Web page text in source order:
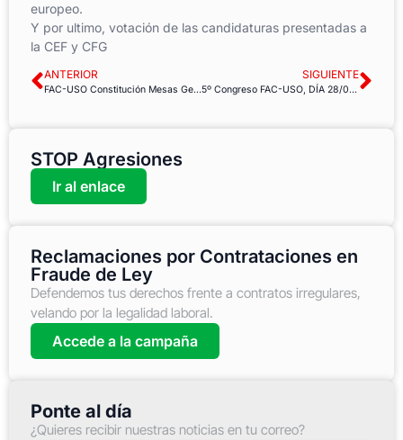
europeo.
Y por ultimo, votación de las candidaturas presentadas a
la CEF y CFG
ANTERIOR
FAC-USO Constitución Mesas Generales de Negociación de la AGE
SIGUIENTE
5º Congreso FAC-USO, DÍA 28/05/2016 Sesión de Clausura
STOP Agresiones
Ir al enlace
Reclamaciones por Contrataciones en
Fraude de Ley
Defendemos tus derechos frente a contratos irregulares,
velando por la legalidad laboral.
Accede a la campaña
Ponte al día
¿Quieres recibir nuestras noticias en tu correo?